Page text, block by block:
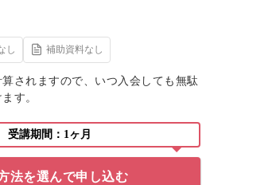
し 補助資料なし
されますので、いつ入会しても無駄
す。
受講期間：1ヶ月
法を選んで申し込む